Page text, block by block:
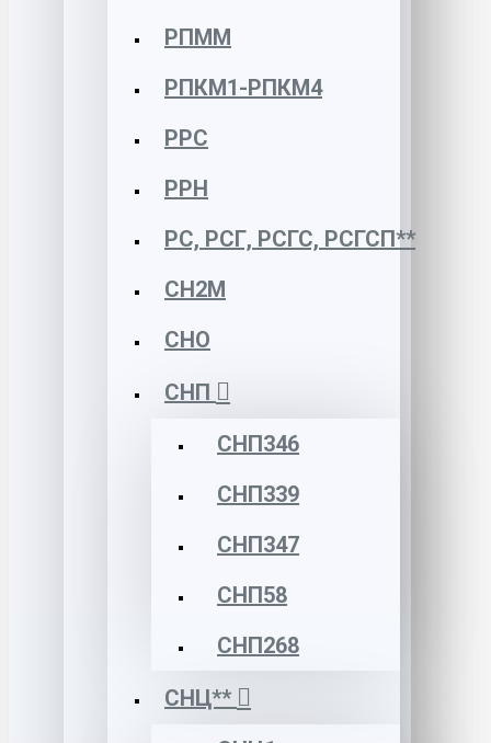
РПММ
РПКМ1-РПКМ4
РРС
РРН
РС, РСГ, РСГС, РСГСП**
СН2М
СНО
СНП
СНП346
СНП339
СНП347
СНП58
СНП268
СНЦ**